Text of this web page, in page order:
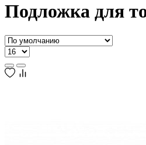
Подложка для